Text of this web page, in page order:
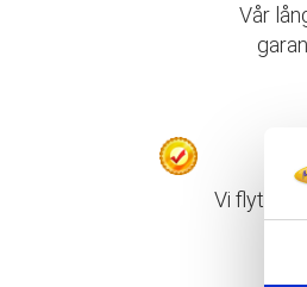
Vår
Vi flyttar